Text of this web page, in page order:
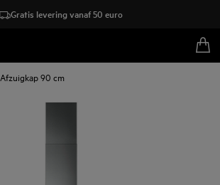
Gratis levering vanaf 50 euro
Afzuigkap 90 cm